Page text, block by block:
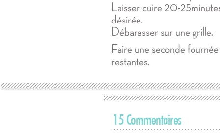
Laisser cuire 20-
désirée.
Débarasser sur une grille.
Faire une seconde
restantes.
15 Commentaires